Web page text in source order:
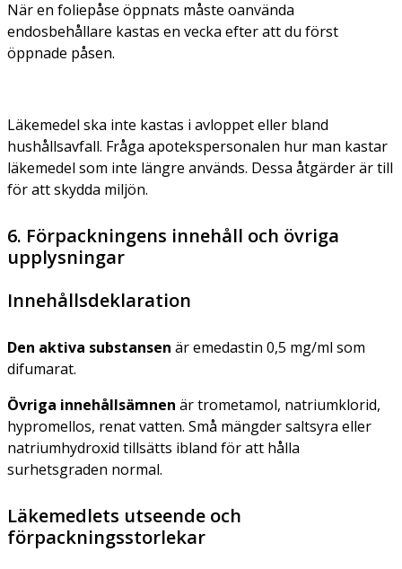
När en foliepåse öppnats måste oanvända
endosbehållare kastas en vecka efter att du först
öppnade påsen.
Läkemedel ska inte kastas i avloppet eller bland
hushållsavfall. Fråga apotekspersonalen hur man kastar
läkemedel som inte längre används. Dessa åtgärder är till
för att skydda miljön.
6. Förpackningens innehåll och övriga
upplysningar
Innehållsdeklaration
Den aktiva substansen är emedastin 0,5 mg/ml som
difumarat.
Övriga innehållsämnen är trometamol, natriumklorid,
hypromellos, renat vatten. Små mängder saltsyra eller
natriumhydroxid tillsätts ibland för att hålla
surhetsgraden normal.
Läkemedlets utseende och
förpackningsstorlekar